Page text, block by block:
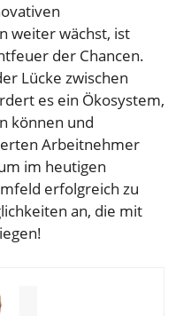
weiter wächst, ist
der Chancen.
Lücke zwischen
es ein Ökosystem,
können und
Arbeitnehmer
im heutigen
erfolgreich zu
an, die mit